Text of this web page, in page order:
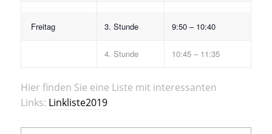
Freitag 3. Stunde 9:50 – 10:40
4. Stunde 10:45 – 11:35
Hier finden Sie eine Liste mit interessanten
Links: Linkliste2019